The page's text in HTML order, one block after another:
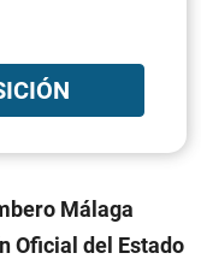
Málaga
Oficial del Estado